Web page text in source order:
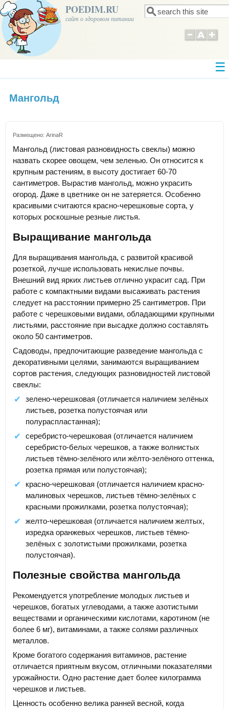
POEDIM.RU
сайт о здоровом питании Форма поиска
Поиск
Мангольд
Размещено: ArinaR
Мангольд (листовая разновидность свеклы) можно
назвать скорее овощем, чем зеленью. Он относится к
крупным растениям, в высоту достигает 60-70
сантиметров. Вырастив мангольд, можно украсить
огород. Даже в цветнике он не затеряется. Особенно
красивыми считаются красно-черешковые сорта, у
которых роскошные резные листья.
Выращивание мангольда
Для выращивания мангольда, с развитой красивой
розеткой, лучше использовать некислые почвы.
Внешний вид ярких листьев отлично украсит сад. При
работе с компактными видами высаживать растения
следует на расстоянии примерно 25 сантиметров. При
работе с черешковыми видами, обладающими крупными
листьями, расстояние при высадке должно составлять
около 50 сантиметров.
Садоводы, предпочитающие разведение мангольда с
декоративными целями, занимаются выращиванием
сортов растения, следующих разновидностей листовой
свеклы:
зелено-черешковая (отличается наличием зелёных
листьев, розетка полустоячая или
полураспластанная);
серебристо-черешковая (отличается наличием
серебристо-белых черешков, а также волнистых
листьев тёмно-зелёного или жёлто-зелёного оттенка,
розетка прямая или полустоячая);
красно-черешковая (отличается наличием красно-
малиновых черешков, листьев тёмно-зелёных с
красными прожилками, розетка полустоячая);
желто-черешковая (отличается наличием желтых,
изредка оранжевых черешков, листьев тёмно-
зелёных с золотистыми прожилками, розетка
полустоячая).
Полезные свойства мангольда
Рекомендуется употребление молодых листьев и
черешков, богатых углеводами, а также азотистыми
веществами и органическими кислотами, каротином (не
более 6 мг), витаминами, а также солями различных
металлов.
Кроме богатого содержания витаминов, растение
отличается приятным вкусом, отличными показателями
урожайности. Одно растение дает более килограмма
черешков и листьев.
Ценность особенно велика ранней весной, когда